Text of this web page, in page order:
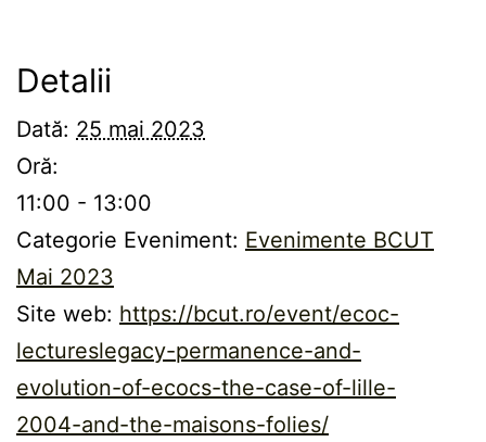
Detalii
Dată: 25 mai 2023
Oră:
11:00 - 13:00
Categorie Eveniment: Evenimente BCUT
Mai 2023
Site web: https://bcut.ro/event/ecoc-
lectureslegacy-permanence-and-
evolution-of-ecocs-the-case-of-lille-
2004-and-the-maisons-folies/